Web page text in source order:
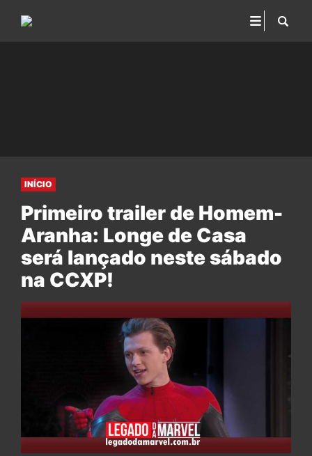
INÍCIO
Primeiro trailer de Homem-
Aranha: Longe de Casa
será lançado neste sábado
na CCXP!